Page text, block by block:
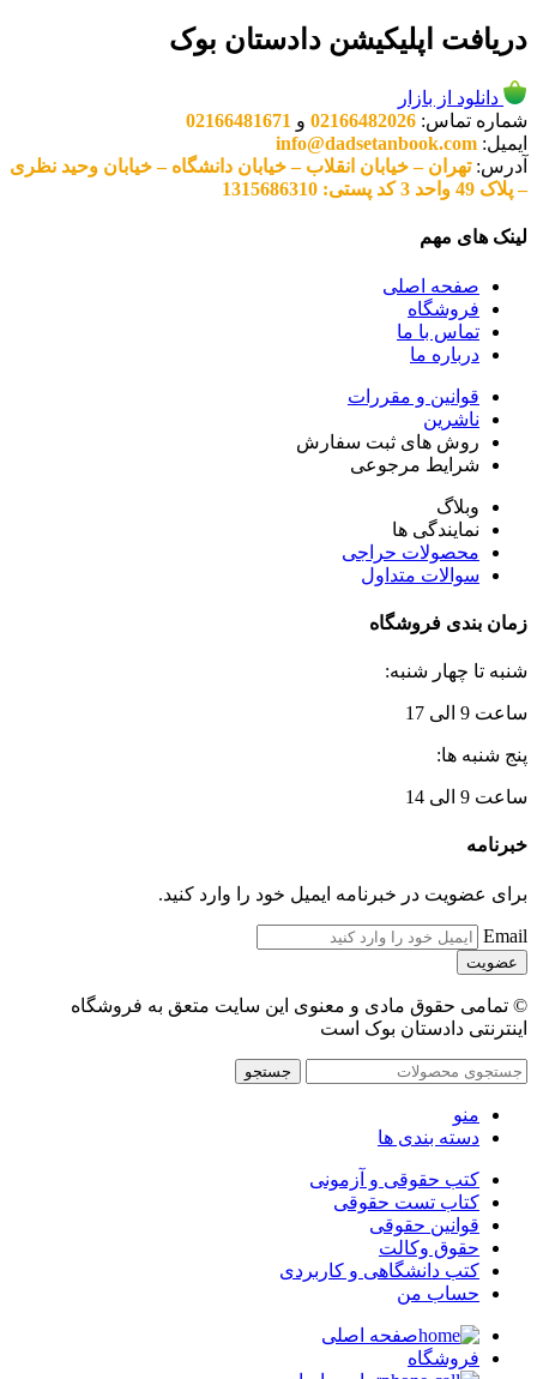
دریافت اپلیکیشن دادستان بوک
دانلود از بازار
شماره تماس: 02166482026 و 02166481671
ایمیل: info@dadsetanbook.com
آدرس:تهران – خیابان انقلاب – خیابان دانشگاه – خیابان وحید نظری
– پلاک 49 واحد 3 کد پستی: 1315686310
لینک های مهم
صفحه اصلی
فروشگاه
تماس با ما
درباره ما
قوانین و مقررات
ناشرین
روش های ثبت سفارش
شرایط مرجوعی
وبلاگ
نمایندگی ها
محصولات حراجی
سوالات متداول
زمان بندی فروشگاه
شنبه تا چهار شنبه:
ساعت 9 الی 17
پنج شنبه ها:
ساعت 9 الی 14
خبرنامه
برای عضویت در خبرنامه ایمیل خود را وارد کنید.
Email
© تمامی حقوق مادی و معنوی این سایت متعق به فروشگاه
اینترنتی دادستان بوک است
جستجو
منو
دسته بندی ها
کتب حقوقی و آزمونی
کتاب تست حقوقی
قوانین حقوقی
حقوق وکالت
کتب دانشگاهی و کاربردی
حساب من
صفحه اصلی
فروشگاه